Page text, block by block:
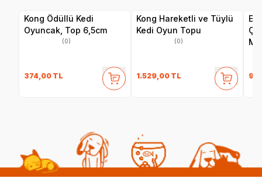
Kong Ödüllü Kedi
Oyuncak, Top 6,5cm
(0)
374,00 TL
Kong Hareketli ve Tüylü
Kedi Oyun Topu
(0)
1.529,00 TL